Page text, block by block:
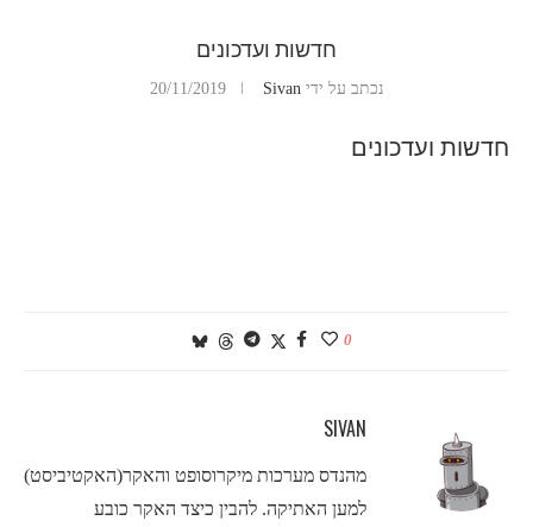
חדשות ועדכונים
נכתב על ידי Sivan
20/11/2019
חדשות ועדכונים
0
SIVAN
מהנדס מערכות מיקרוסופט והאקר(האקטיביסט)
למען האתיקה. להבין כיצד האקר כובע